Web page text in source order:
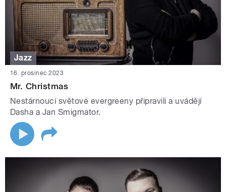
Jazz
16. prosinec 2023
Mr. Christmas
Nestárnoucí světové evergreeny připravili a uvádějí
Dasha a Jan Smigmator.